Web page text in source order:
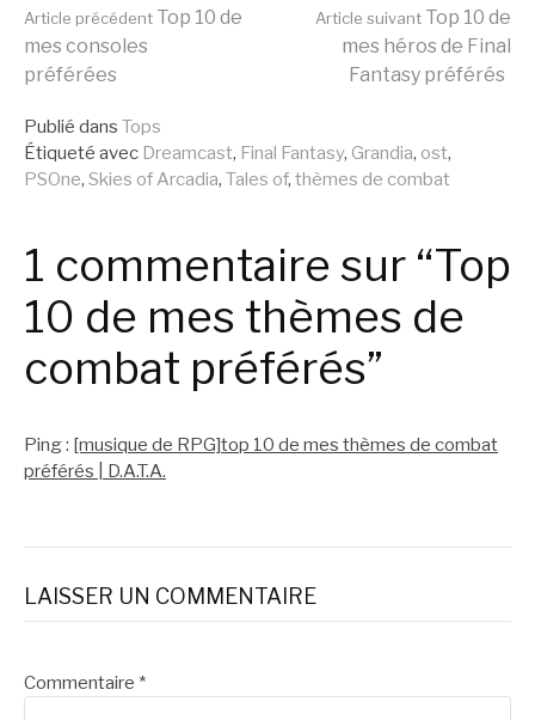
Lire
la
suite
Article précédent Top 10 de
mes consoles
préférées
Article suivant Top 10 de
mes héros de Final
Fantasy préférés
Publié dans Tops
Étiqueté avec Dreamcast, Final Fantasy, Grandia, ost,
PSOne, Skies of Arcadia, Tales of, thèmes de combat
1 commentaire sur “Top
10 de mes thèmes de
combat préférés”
Ping : [musique de RPG]top 10 de mes thèmes de combat
préférés | D.A.T.A.
LAISSER UN COMMENTAIRE
Commentaire *